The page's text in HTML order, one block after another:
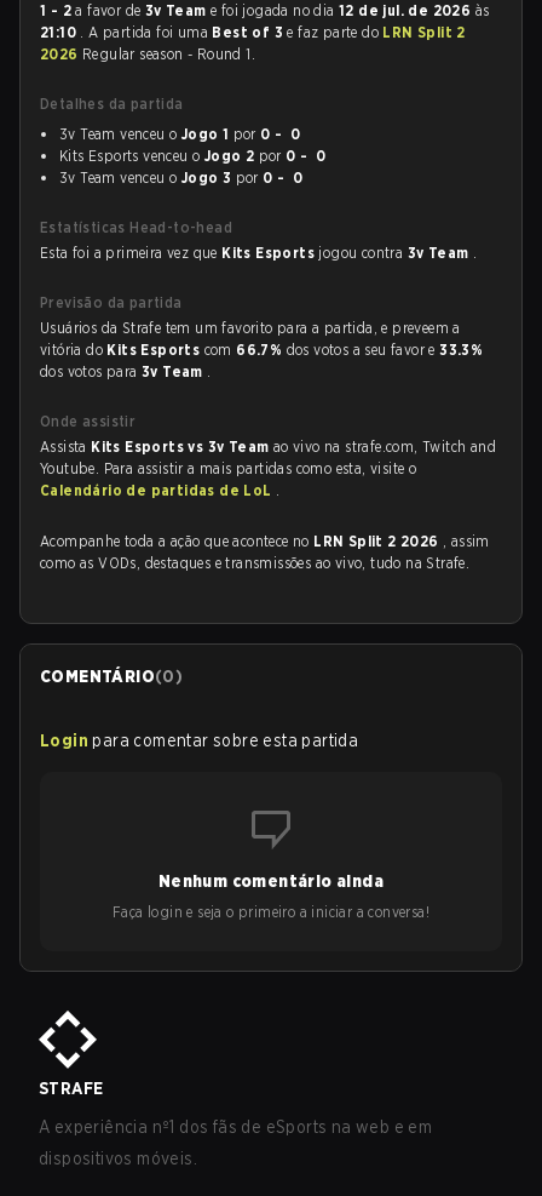
1 - 2 a favor de 3v Teame foi jogada no dia12 de jul. de 2026 às
21:10 . A partida foi uma Best of 3e faz parte do LRN Split 2
2026 Regular season - Round 1.
Detalhes da partida
3v Team venceu o Jogo 1 por 0 - 0
Kits Esports venceu o Jogo 2 por 0 - 0
3v Team venceu o Jogo 3 por 0 - 0
Estatísticas Head-to-head
Esta foi a primeira vez que Kits Esports jogou contra 3v Team .
Previsão da partida
Usuários da Strafe tem um favorito para a partida, e preveem a
vitória do Kits Esports com 66.7% dos votos a seu favor e33.3%
dos votos para 3v Team .
Onde assistir
Assista Kits Esports vs 3v Team ao vivo na strafe.com, Twitch and
Youtube. Para assistir a mais partidas como esta, visite o
Calendário de partidas de LoL .
Acompanhe toda a ação que acontece no LRN Split 2 2026 , assim
como as VODs, destaques e transmissões ao vivo, tudo na Strafe.
COMENTÁRIO(0)
Login para comentar sobre esta partida
Nenhum comentário ainda
Faça login e seja o primeiro a iniciar a conversa!
STRAFE
A experiência nº1 dos fãs de eSports na web e em
dispositivos móveis.